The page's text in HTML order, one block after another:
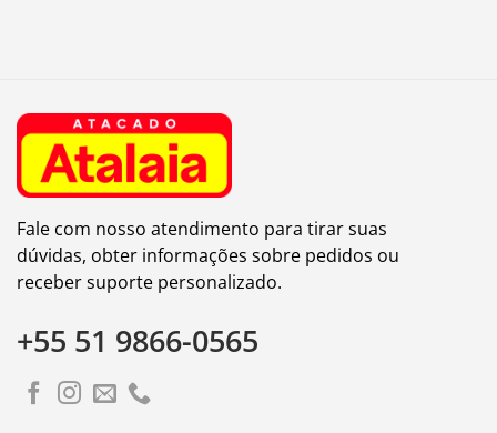
Fale com nosso atendimento para tirar suas
dúvidas, obter informações sobre pedidos ou
receber suporte personalizado.
+55 51 9866-0565